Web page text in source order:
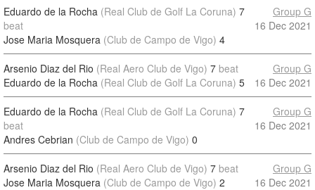
Eduardo de la Rocha (Real Club de Golf La Coruna) 7
beat
Jose Maria Mosquera (Club de Campo de Vigo) 4
Group G
16 Dec 2021
Arsenio Diaz del Rio (Real Aero Club de Vigo) 7 beat
Eduardo de la Rocha (Real Club de Golf La Coruna) 5
Group G
16 Dec 2021
Eduardo de la Rocha (Real Club de Golf La Coruna) 7
beat
Andres Cebrian (Club de Campo de Vigo) 0
Group G
16 Dec 2021
Arsenio Diaz del Rio (Real Aero Club de Vigo) 7 beat
Jose Maria Mosquera (Club de Campo de Vigo) 2
Group G
16 Dec 2021